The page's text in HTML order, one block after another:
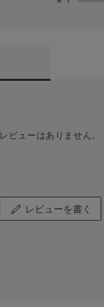
レビューはありません。
レビューを書く